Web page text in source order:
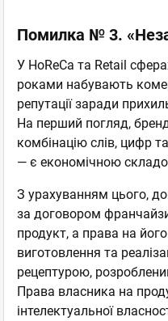
Помилка № 3.
У HoReCa та Retail
роками набувають
репутації заради
На перший погляд,
комбінацію слів, цифр
— є економічною
З урахуванням цього,
за договором
продукт, а права на
виготовлення та
рецептурою,
Права власника на
інтелектуальної